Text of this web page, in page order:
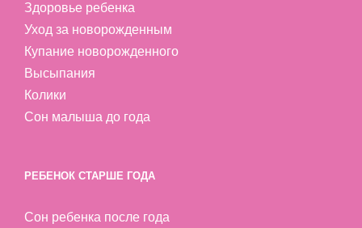
Здоровье ребенка
Уход за новорожденным
Купание новорожденного
Высыпания
Колики
Сон малыша до года
РЕБЕНОК СТАРШЕ ГОДА
Сон ребенка после года